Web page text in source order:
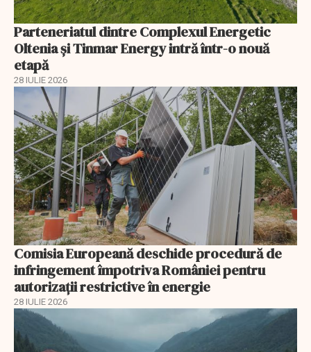
Parteneriatul dintre Complexul Energetic
Oltenia și Tinmar Energy intră într-o nouă
etapă
28 IULIE 2026
Comisia Europeană deschide procedură de
infringement împotriva României pentru
autorizații restrictive în energie
28 IULIE 2026
EXCLUSIV